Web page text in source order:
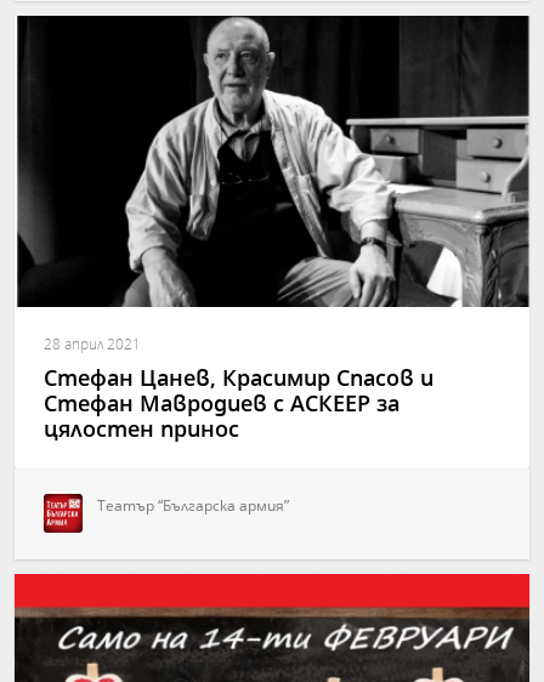
28 април 2021
Стефан Цанев, Красимир Спасов и
Стефан Мавродиев с АСКЕЕР за
цялостен принос
Театър “Българска армия”